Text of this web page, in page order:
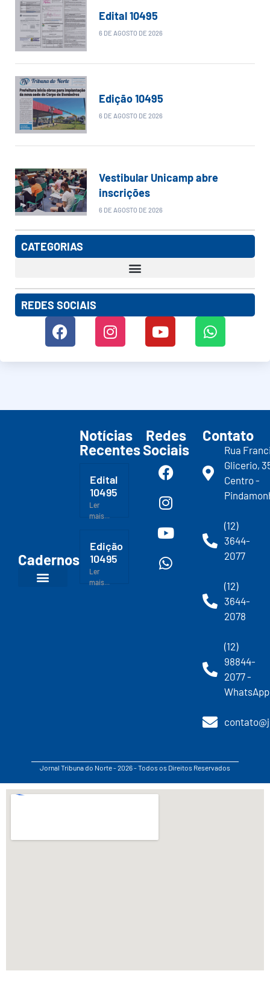
Edital 10495
6 DE AGOSTO DE 2026
Edição 10495
6 DE AGOSTO DE 2026
Vestibular Unicamp abre
inscrições
6 DE AGOSTO DE 2026
CATEGORIAS
REDES SOCIAIS
Cadernos
Notícias
Recentes
Edital
10495
Ler
mais...
Edição
10495
Ler
mais...
Redes
Sociais
Contato
Rua
Glicerio,
Centro -
(12)
3644-
2077
(12)
3644-
2078
(12)
98844-
2077 -
WhatsApp
Jornal Tribuna do Norte - 2026 - Todos os Direitos Reservados